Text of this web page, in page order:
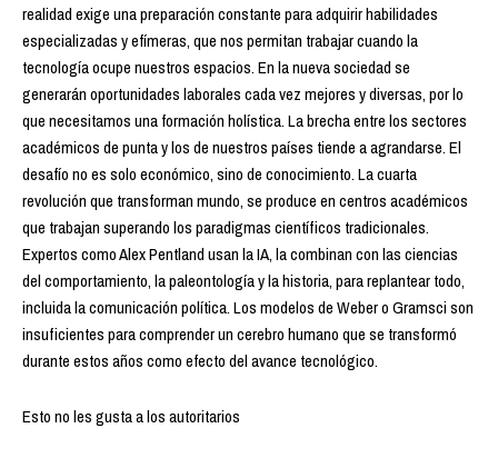
realidad exige una preparación constante para adquirir habilidades
especializadas y efímeras, que nos permitan trabajar cuando la
tecnología ocupe nuestros espacios. En la nueva sociedad se
generarán oportunidades laborales cada vez mejores y diversas, por lo
que necesitamos una formación holística. La brecha entre los sectores
académicos de punta y los de nuestros países tiende a agrandarse. El
desafío no es solo económico, sino de conocimiento. La cuarta
revolución que transforman mundo, se produce en centros académicos
que trabajan superando los paradigmas científicos tradicionales.
Expertos como Alex Pentland usan la IA, la combinan con las ciencias
del comportamiento, la paleontología y la historia, para replantear todo,
incluida la comunicación política. Los modelos de Weber o Gramsci son
insuficientes para comprender un cerebro humano que se transformó
durante estos años como efecto del avance tecnológico.
Esto no les gusta a los autoritarios